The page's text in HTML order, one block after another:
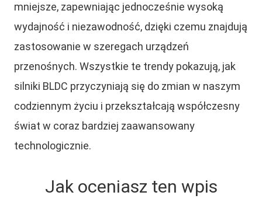
mniejsze, zapewniając jednocześnie wysoką
wydajność i niezawodność, dzięki czemu znajdują
zastosowanie w szeregach urządzeń
przenośnych. Wszystkie te trendy pokazują, jak
silniki BLDC przyczyniają się do zmian w naszym
codziennym życiu i przekształcają współczesny
świat w coraz bardziej zaawansowany
technologicznie.
Jak oceniasz ten wpis